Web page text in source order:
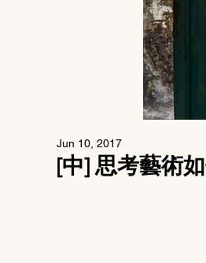
[中] 思考藝術
Jun 10, 2017